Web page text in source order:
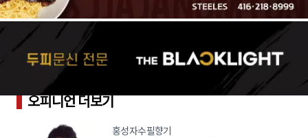
오피니언 더보기
홍성자수필향기